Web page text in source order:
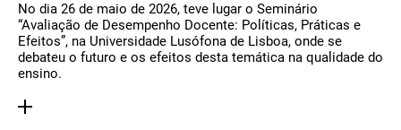
No dia 26 de maio de 2026, teve lugar o Seminário
“Avaliação de Desempenho Docente: Políticas, Práticas e
Efeitos”, na Universidade Lusófona de Lisboa, onde se
debateu o futuro e os efeitos desta temática na qualidade do
ensino.